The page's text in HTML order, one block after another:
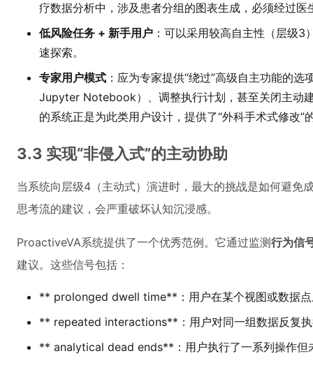
疗数据分析中，涉及患者分组的图表生成，必须经过医
低风险任务 + 新手用户 ：可以采用较高自主性（层级
速探索。
专家用户模式 ：应为专家提供“绕过”高级自主功能的
Jupyter Notebook）、调整执行计划，甚至关闭主动
的系统正是为此类用户设计，提供了“外科手术式修改”
3.3 实现“非侵入式”的主动协助
当系统向层级4（主动式）演进时，最大的挑战是如何避免
思考流的建议，会严重破坏认知沉浸感。
ProactiveVA系统提供了一个优秀范例。它通过监测行为信
建议。这些信号包括：
** prolonged dwell time**：用户在某个视图或数据点
** repeated interactions**：用户对同一组数据反复
** analytical dead ends**：用户执行了一系列操作但